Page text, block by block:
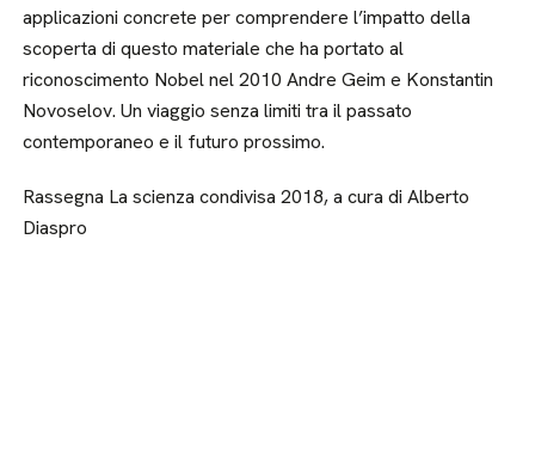
applicazioni concrete per comprendere l’impatto della
scoperta di questo materiale che ha portato al
riconoscimento Nobel nel 2010 Andre Geim e Konstantin
Novoselov. Un viaggio senza limiti tra il passato
contemporaneo e il futuro prossimo.
Rassegna La scienza condivisa 2018, a cura di Alberto
Diaspro